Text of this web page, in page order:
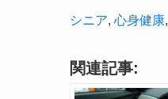
シニア, 心身健康,
関連記事: